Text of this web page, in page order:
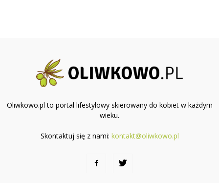
Oliwkowo.pl to portal lifestylowy skierowany do kobiet w każdym
wieku.
Skontaktuj się z nami: kontakt@oliwkowo.pl